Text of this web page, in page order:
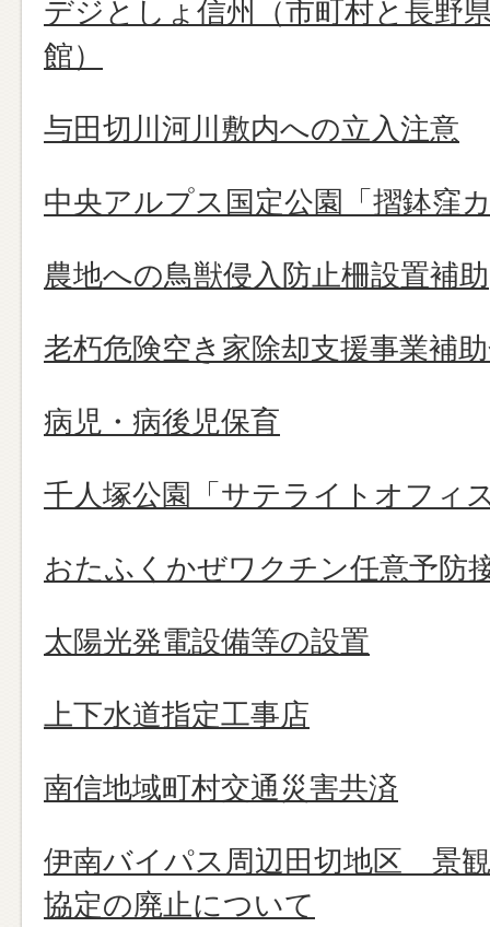
デジとしょ信州（市町村と長野
館）
与田切川河川敷内への立入注意
中央アルプス国定公園「摺鉢窪
農地への鳥獣侵入防止柵設置補助
老朽危険空き家除却支援事業補
病児・病後児保育
千人塚公園「サテライトオフィ
おたふくかぜワクチン任意予防
太陽光発電設備等の設置
上下水道指定工事店
南信地域町村交通災害共済
伊南バイパス周辺田切地区 景
協定の廃止について